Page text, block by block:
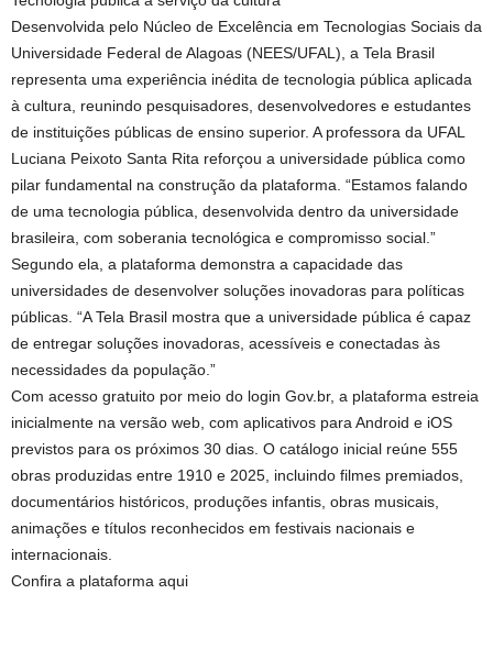
Desenvolvida pelo Núcleo de Excelência em Tecnologias Sociais da
Universidade Federal de Alagoas (NEES/UFAL), a Tela Brasil
representa uma experiência inédita de tecnologia pública aplicada
à cultura, reunindo pesquisadores, desenvolvedores e estudantes
de instituições públicas de ensino superior. A professora da UFAL
Luciana Peixoto Santa Rita reforçou a universidade pública como
pilar fundamental na construção da plataforma. “Estamos falando
de uma tecnologia pública, desenvolvida dentro da universidade
brasileira, com soberania tecnológica e compromisso social.”
Segundo ela, a plataforma demonstra a capacidade das
universidades de desenvolver soluções inovadoras para políticas
públicas. “A Tela Brasil mostra que a universidade pública é capaz
de entregar soluções inovadoras, acessíveis e conectadas às
necessidades da população.”
Com acesso gratuito por meio do login Gov.br, a plataforma estreia
inicialmente na versão web, com aplicativos para Android e iOS
previstos para os próximos 30 dias. O catálogo inicial reúne 555
obras produzidas entre 1910 e 2025, incluindo filmes premiados,
documentários históricos, produções infantis, obras musicais,
animações e títulos reconhecidos em festivais nacionais e
internacionais.
Confira a plataforma aqui